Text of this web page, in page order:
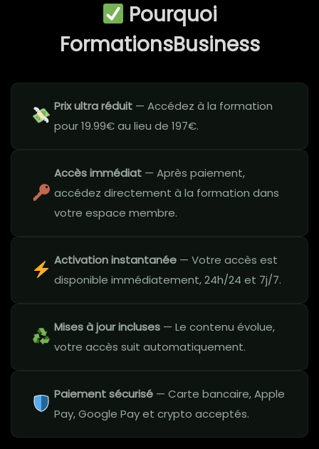
Pourquoi
FormationsBusiness
Prix ultra réduit — Accédez à la formation
pour 19.99€ au lieu de 197€.
Accès immédiat — Après paiement,
accédez directement à la formation dans
votre espace membre.
Activation instantanée — Votre accès est
disponible immédiatement, 24h/24 et 7j/7.
Mises à jour incluses — Le contenu évolue,
votre accès suit automatiquement.
Paiement sécurisé — Carte bancaire, Apple
Pay, Google Pay et crypto acceptés.